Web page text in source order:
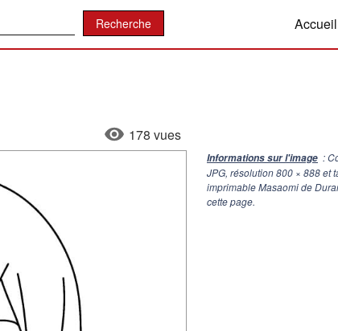
Accueil
178 vues
Informations sur l'image :
JPG, résolution800 × 888et
imprimable Masaomi de
cette page.